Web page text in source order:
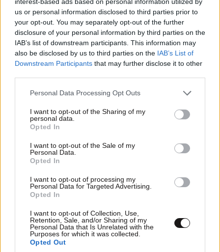
us or personal information disclosed to third parties prior to
your opt-out. You may separately opt-out of the further
disclosure of your personal information by third parties on the
IAB’s list of downstream participants. This information may
also be disclosed by us to third parties on the IAB’s List of
Downstream Participants that may further disclose it to other
Please note that this website/app uses one or more Google
not limited to your visit or usage behaviour. You may click to
grant or deny consent to Google and its third-party tags to
use your data for below specified purposes in below Google
consent section.
Personal Data Processing Opt Outs
I want to opt-out of the Sharing of my
personal data.
Opted In
I want to opt-out of the Sale of my
Personal Data.
Opted In
I want to opt-out of processing my
Personal Data for Targeted Advertising.
Opted In
I want to opt-out of Collection, Use,
Retention, Sale, and/or Sharing of my
Personal Data that Is Unrelated with the
Purposes for which it was collected.
Opted Out
στη Ρωσία για τα Ποινικά Δικαστήρια –
Ανάμεσά τους και η Ελλάδα
LIFESTYLE06·08·2026 16:11
Βλαδίμηρος Κυριακίδης: «Δεν πιστεύω στον
Θεό, είναι δημιούργημα του ανθρώπου»